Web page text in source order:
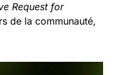
Request for
de la communauté,